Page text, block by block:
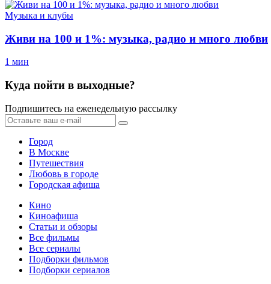
Музыка и клубы
Живи на 100 и 1%: музыка, радио и много любви
1 мин
Куда пойти в выходные?
Подпишитесь на еженедельную рассылку
Город
В Москве
Путешествия
Любовь в городе
Городская афиша
Кино
Киноафиша
Статьи и обзоры
Все фильмы
Все сериалы
Подборки фильмов
Подборки сериалов